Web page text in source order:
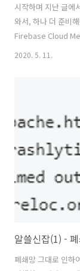
시작하며 지난 글에
와서, 하나 더 준비
Firebase Cloud
메인 리스트를 공유
서버) -> 구글 FCM
443 재미있는 사건
2020. 5. 11.
폐쇄망 그대로 인하